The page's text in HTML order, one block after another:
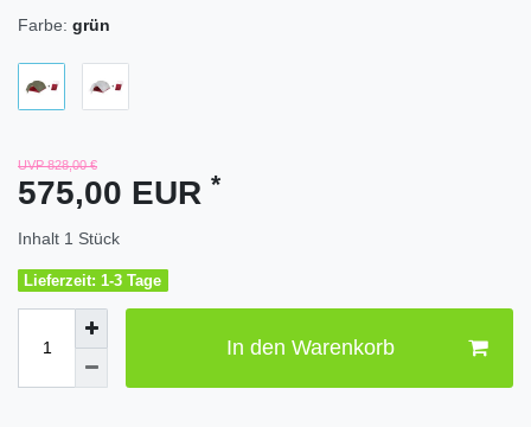
Farbe: grün
UVP 828,00 €
575,00 EUR *
Inhalt 1 Stück
Lieferzeit: 1-3 Tage
In den Warenkorb